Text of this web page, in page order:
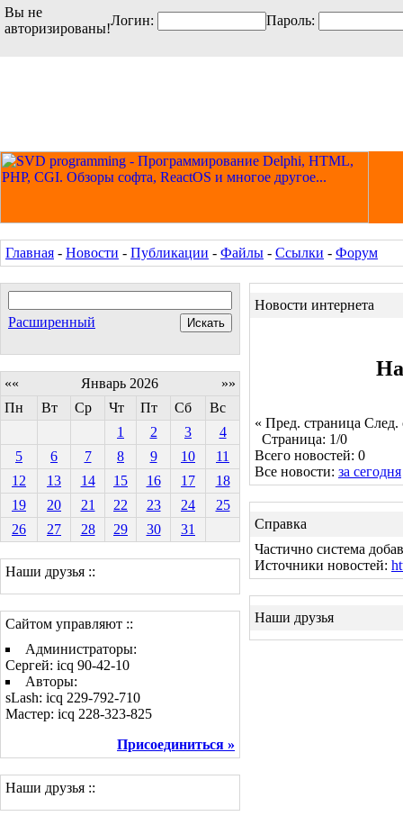
Вы не
авторизированы!
Логин: Пароль:
Главная - Новости - Публикации - Файлы - Ссылки - Форум
Расширенный
«« Январь 2026
»»
Пн
Вт Ср Чт Пт Сб
Вс
1
2 3
4
5
6 7 8 9 10
11
12
13 14 15 16 17
18
19
20 21 22 23 24
25
26
27 28 29 30 31
Наши друзья ::
Сайтом управляют ::
Администраторы:
Сергей: icq 90-42-10
Авторы:
sLash: icq 229-792-710
Мастер: icq 228-323-825
Присоединиться »
Наши друзья ::
Новости интернета
На
« Пред. страница След.
Страница: 1/0
Всего новостей: 0
Все новости: за сегодня
Справка
Частично система
Источники новостей:
Наши друзья